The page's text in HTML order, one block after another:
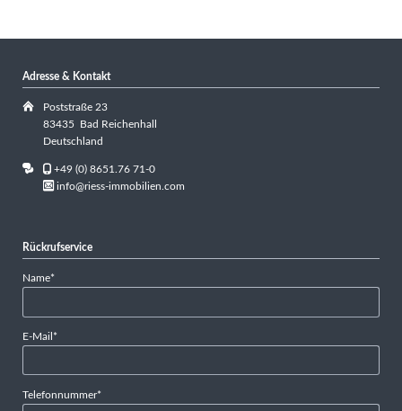
Adresse & Kontakt
Poststraße 23
83435 Bad Reichenhall
Deutschland
+49 (0) 8651.76 71-0
info@riess-immobilien.com
Rückrufservice
Pflichtfeld
Name*
Pflichtfeld
E-Mail *
Pflichtfeld
Telefonnummer*